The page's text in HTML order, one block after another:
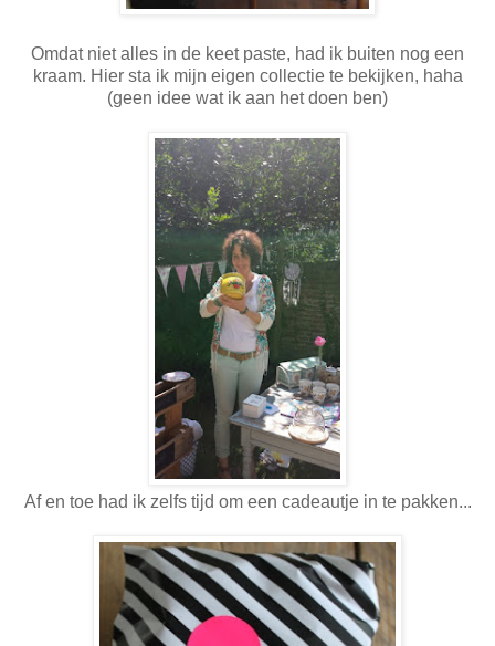
Omdat niet alles in de keet paste, had ik buiten nog een
kraam. Hier sta ik mijn eigen collectie te bekijken, haha
(geen idee wat ik aan het doen ben)
Af en toe had ik zelfs tijd om een cadeautje in te pakken...